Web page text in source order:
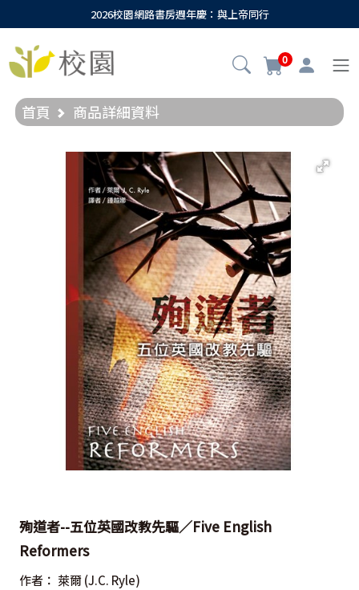
2026校園網路書房週年慶：與上帝同行
0
首頁 商品詳細資料
殉道者--五位英國改教先驅／Five English
Reformers
作者： 萊爾 (J.C. Ryle)